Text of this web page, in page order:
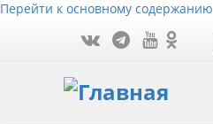
Перейти к основному содержанию